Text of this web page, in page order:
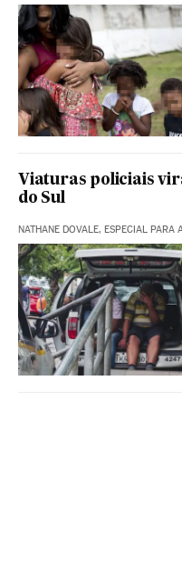
Viaturas policiais
do Sul
NATHANE DOVALE, ESPECIAL PARA